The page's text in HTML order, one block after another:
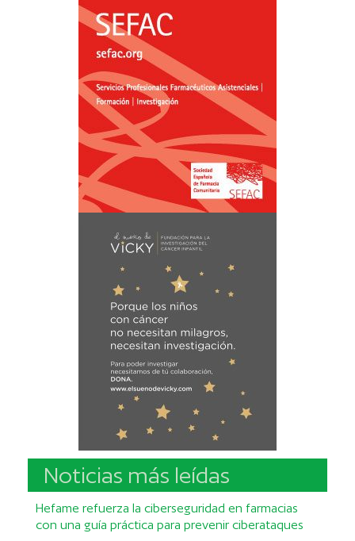
Noticias más leídas
Hefame refuerza la ciberseguridad en farmacias
con una guía práctica para prevenir ciberataques